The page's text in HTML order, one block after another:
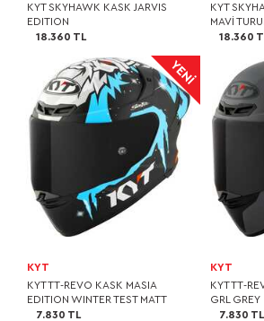
KYT SKYHAWK KASK JARVIS
EDITION
18.360 TL
KYT
MAVİ
18.360
KYT
KYT TT-REVO KASK MASIA
EDITION WINTER TEST MATT
7.830 TL
KYT
KYT TT-
GRL GREY
7.830 TL